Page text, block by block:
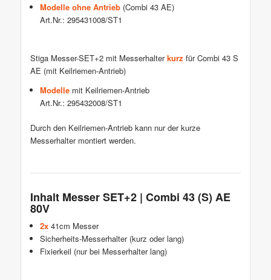
Modelle ohne Antrieb (Combi 43 AE)
Art.Nr.: 295431008/ST1
Stiga Messer-SET+2 mit Messerhalterkurz für Combi 43 S
AE (mit Keilriemen-Antrieb)
Modelle mit Keilriemen-Antrieb
Art.Nr.: 295432008/ST1
Durch den Keilriemen-Antrieb kann nur der kurze
Messerhalter montiert werden.
Inhalt Messer SET+2 | Combi 43 (S) AE
80V
2x 41cm Messer
Sicherheits-Messerhalter (kurz oder lang)
Fixierkeil (nur bei Messerhalter lang)